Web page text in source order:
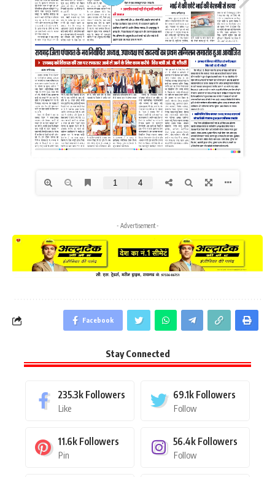
- Advertisement -
Facebook
Stay Connected
235.3k Followers
Like
69.1k Followers
Follow
11.6k Followers
Pin
56.4k Followers
Follow